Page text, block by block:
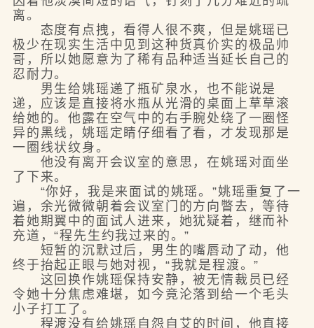
离。
态度有点拽，看得人很不爽，但是姚瑶已
极少在现实生活中见到这种货真价实的极品帅
哥，所以她愿意为了稀有品种适当延长自己的
忍耐力。
男生给姚瑶递了瓶矿泉水，也不能说是
递，应该是直接将水瓶从光滑的桌面上草草滚
给她的。他露在空气中的右手腕处绕了一圈怪
异的黑线，姚瑶定睛仔细看了看，才发现那是
一圈线状纹身。
他没有离开会议室的意思，在姚瑶对面坐
了下来。
“你好，我是来面试的姚瑶。”姚瑶重复了一
遍，余光微微朝着会议室门的方向瞥去，等待
着她期翼中的面试人进来，她犹疑着，继而补
充道，“程先生约我过来的。”
短暂的沉默过后，男生的嘴唇动了动，他
终于抬起正眼与她对视，“我就是程渡。”
这回换作姚瑶保持安静，被无情裁员已经
令她十分焦虑难堪，如今竟沦落到给一个毛头
小子打工了。
程渡没有给姚瑶自怨自艾的时间，他直接